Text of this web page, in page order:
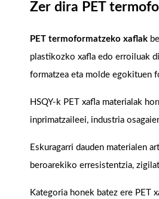
Zer dira PET
PET termoformatzeko xaflak
plastikozko xafla edo erroiluak
formatzea eta molde egokituen
HSQY-k PET xafla materialak
inprimatzaileei, industria
Eskuragarri dauden materialen
beroarekiko erresistentzia,
Kategoria honek batez ere PET